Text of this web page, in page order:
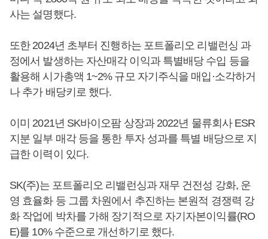
사는 설명했다.
또한 2024년 초부터 진행하는 포트폴리오 리밸런싱 과
정에서 발생하는 자산매각 이익과 특별배당 수입 등을
활용해 시가총액 1~2% 규모 자기주식을 매입·소각하거
나 추가 배당키로 했다.
이미 2021년 SK바이오팜 상장과 2022년 물류회사 ESR
지분 일부 매각 등을 통한 투자 성과를 특별 배당으로 지
급한 이력이 있다.
SK(주)는 포트폴리오 리밸런싱과 재무 건전성 강화, 운
영 효율화 등 그룹 차원에서 추진하는 본원적 경쟁력 강
화 작업에 박차를 가해 장기적으로 자기자본이익률(RO
E)를 10% 수준으로 개선하기로 했다.